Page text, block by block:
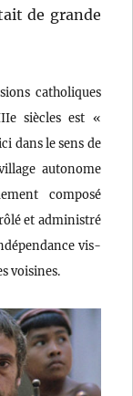
de grande
catholiques
siècles est «
dans le sens de
autonome
composé
et administré
vis-
voisines.